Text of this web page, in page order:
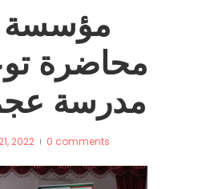
مؤسسة
محاضرة
مدرسة
2022 0 comments